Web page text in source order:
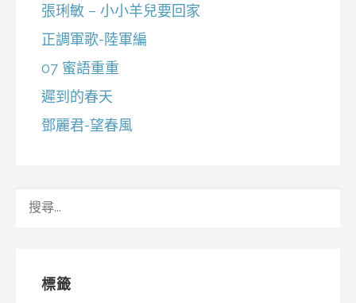
張琍敏 – 小小羊兒要回家
正調軍歌-陸軍編
07 蜜語重重
遲到的春天
鄧麗君-望春風
標籤